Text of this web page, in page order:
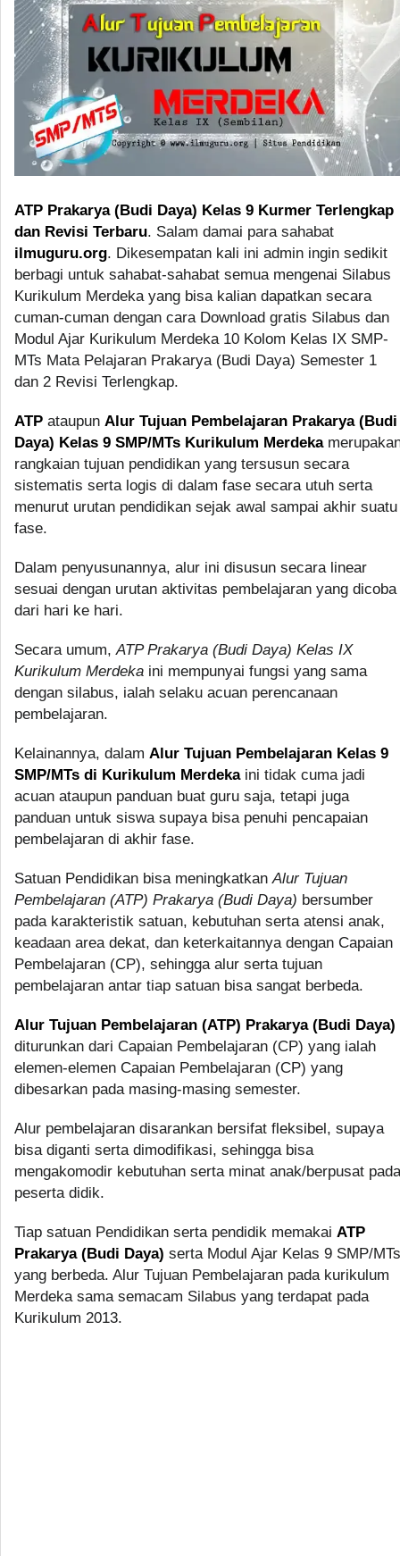
ATP Prakarya (Budi Daya) Kelas 9 Kurmer Terlengkap
dan Revisi Terbaru. Salam damai para sahabat
ilmuguru.org. Dikesempatan kali ini admin ingin sedikit
berbagi untuk sahabat-sahabat semua mengenai Silabus
Kurikulum Merdeka yang bisa kalian dapatkan secara
cuman-cuman dengan cara Download gratis Silabus dan
Modul Ajar Kurikulum Merdeka 10 Kolom Kelas IX SMP-
MTs Mata Pelajaran Prakarya (Budi Daya) Semester 1
dan 2 Revisi Terlengkap.
ATP ataupun Alur Tujuan Pembelajaran Prakarya (Budi
Daya) Kelas 9 SMP/MTs Kurikulum Merdeka
rangkaian tujuan pendidikan yang tersusun secara
sistematis serta logis di dalam fase secara utuh serta
menurut urutan pendidikan sejak awal sampai akhir suatu
fase.
Dalam penyusunannya, alur ini disusun secara linear
sesuai dengan urutan aktivitas pembelajaran yang dicoba
dari hari ke hari.
Secara umum,ATP Prakarya (Budi Daya) Kelas IX
Kurikulum Merdeka ini mempunyai fungsi yang sama
dengan silabus, ialah selaku acuan perencanaan
pembelajaran.
Kelainannya, dalam Alur Tujuan Pembelajaran Kelas 9
SMP/MTs di Kurikulum Merdekaini tidak cuma jadi
acuan ataupun panduan buat guru saja, tetapi juga
panduan untuk siswa supaya bisa penuhi pencapaian
pembelajaran di akhir fase.
Satuan Pendidikan bisa meningkatkanAlur Tujuan
Pembelajaran (ATP) Prakarya (Budi Daya) bersumber
pada karakteristik satuan, kebutuhan serta atensi anak,
keadaan area dekat, dan keterkaitannya dengan Capaian
Pembelajaran (CP), sehingga alur serta tujuan
pembelajaran antar tiap satuan bisa sangat berbeda.
Alur Tujuan Pembelajaran (ATP) Prakarya (Budi Daya)
diturunkan dari Capaian Pembelajaran (CP) yang ialah
elemen-elemen Capaian Pembelajaran (CP) yang
dibesarkan pada masing-masing semester.
Alur pembelajaran disarankan bersifat fleksibel, supaya
bisa diganti serta dimodifikasi, sehingga bisa
mengakomodir kebutuhan serta minat anak/berpusat pada
peserta didik.
Tiap satuan Pendidikan serta pendidik memakai ATP
Prakarya (Budi Daya) serta Modul Ajar Kelas 9 SMP/MTs
yang berbeda. Alur Tujuan Pembelajaran pada kurikulum
Merdeka sama semacam Silabus yang terdapat pada
Kurikulum 2013.